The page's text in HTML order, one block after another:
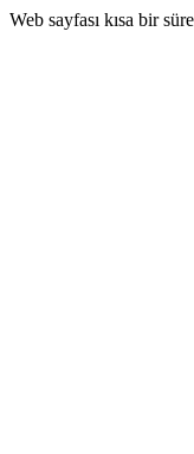
Web sayfası kısa bir